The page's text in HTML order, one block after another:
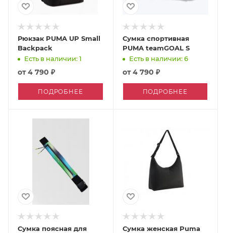
Рюкзак PUMA UP Small
Backpack
Есть в наличии: 1
от4 790 ₽
ПОДРОБНЕЕ
Сумка спортивная
PUMA teamGOAL S
Есть в наличии: 6
от4 790 ₽
ПОДРОБНЕЕ
Сумка поясная для
Сумка женская Puma